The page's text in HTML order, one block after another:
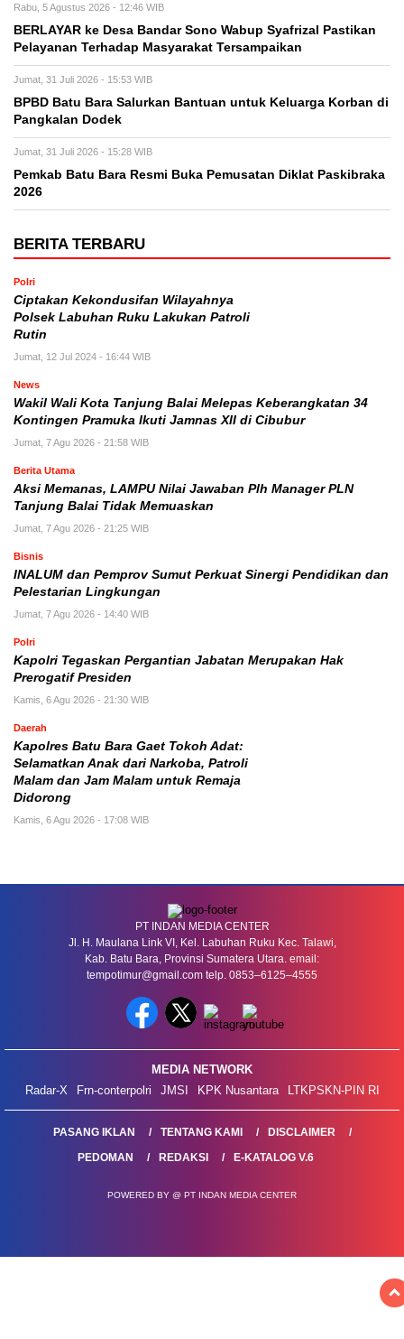
Rabu, 5 Agustus 2026 - 12:46 WIB
BERLAYAR ke Desa Bandar Sono Wabup Syafrizal Pastikan
Pelayanan Terhadap Masyarakat Tersampaikan
Jumat, 31 Juli 2026 - 15:53 WIB
BPBD Batu Bara Salurkan Bantuan untuk Keluarga Korban di
Pangkalan Dodek
Jumat, 31 Juli 2026 - 15:28 WIB
Pemkab Batu Bara Resmi Buka Pemusatan Diklat Paskibraka
2026
BERITA TERBARU
Polri
Ciptakan Kekondusifan Wilayahnya
Polsek Labuhan Ruku Lakukan Patroli
Rutin
Jumat, 12 Jul 2024 - 16:44 WIB
News
Wakil Wali Kota Tanjung Balai Melepas Keberangkatan 34
Kontingen Pramuka Ikuti Jamnas XII di Cibubur
Jumat, 7 Agu 2026 - 21:58 WIB
Berita Utama
Aksi Memanas, LAMPU Nilai Jawaban Plh Manager PLN
Tanjung Balai Tidak Memuaskan
Jumat, 7 Agu 2026 - 21:25 WIB
Bisnis
INALUM dan Pemprov Sumut Perkuat Sinergi Pendidikan dan
Pelestarian Lingkungan
Jumat, 7 Agu 2026 - 14:40 WIB
Polri
Kapolri Tegaskan Pergantian Jabatan Merupakan Hak
Prerogatif Presiden
Kamis, 6 Agu 2026 - 21:30 WIB
Daerah
Kapolres Batu Bara Gaet Tokoh Adat:
Selamatkan Anak dari Narkoba, Patroli
Malam dan Jam Malam untuk Remaja
Didorong
Kamis, 6 Agu 2026 - 17:08 WIB
PT INDAN MEDIA CENTER
Jl. H. Maulana Link VI, Kel. Labuhan Ruku Kec. Talawi,
Kab. Batu Bara, Provinsi Sumatera Utara. email:
tempotimur@gmail.com telp. 0853–6125–4555
MEDIA NETWORK
Radar-X
Frn-conterpolri JMSI KPK Nusantara LTKPSKN-PIN RI
PASANG IKLAN TENTANG KAMI
DISCLAIMER
PEDOMAN
REDAKSI E-KATALOG V.6
POWERED BY @ PT INDAN MEDIA CENTER